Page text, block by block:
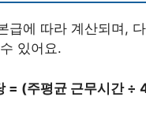
급에 따라 계산되며,
있어요.
= (주평균 근무시간 ÷